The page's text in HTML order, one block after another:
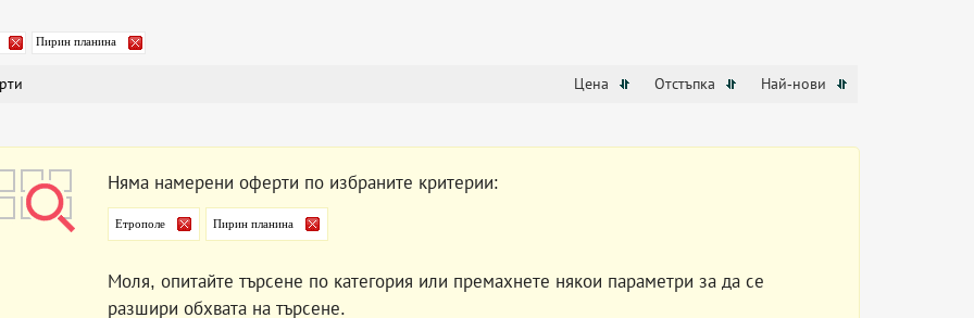
Пирин планина
Цена Отстъпка Най-нови
Няма намерени оферти по избраните критерии:
Етрополе Пирин планина
Моля, опитайте търсене по категория или премахнете някои параметри за да се
разшири обхвата на търсене.